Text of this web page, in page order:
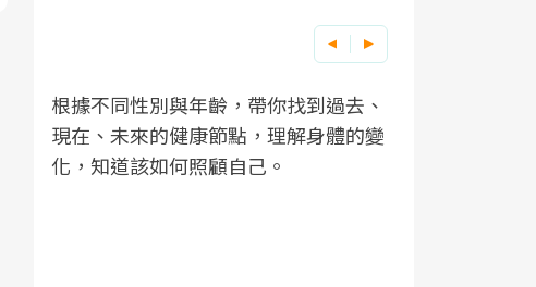
根據不同性別與年齡，帶你找到過去、
現在、未來的健康節點，理解身體的變
化，知道該如何照顧自己。